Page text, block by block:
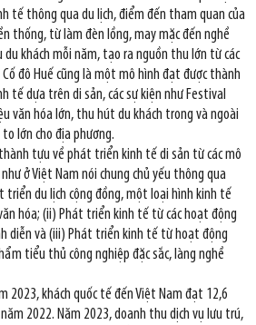
tế thông qua du lịch, điểm đến tham quan của
thống, từ làm đèn lồng, may mặc đến nghề
khách mỗi năm, tạo ra nguồn thu lớn từ các
đô Huế cũng là một mô hình đạt được thành
tế dựa trên di sản, các sự kiện như Festival
văn hóa lớn, thu hút du khách trong và ngoài
lớn cho địa phương.
tựu về phát triển kinh tế di sản từ các mô
ở Việt Nam nói chung chủ yếu thông qua
triển du lịch cộng đồng, một loại hình kinh tế
hóa; (ii) Phát triển kinh tế từ các hoạt động
diễn và (iii) Phát triển kinh tế từ hoạt động
tiểu thủ công nghiệp đặc sắc, làng nghề
2023, khách quốc tế đến Việt Nam đạt 12,6
2022. Năm 2023, doanh thu dịch vụ lưu trú,